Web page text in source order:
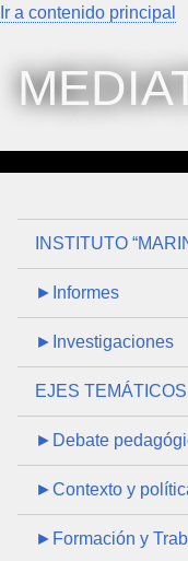
Ir a contenido principal
INSTITUTO
►Informes
►Investigaciones
EJES TEMÁTICOS
►Debate
►Contexto y
►Formación y